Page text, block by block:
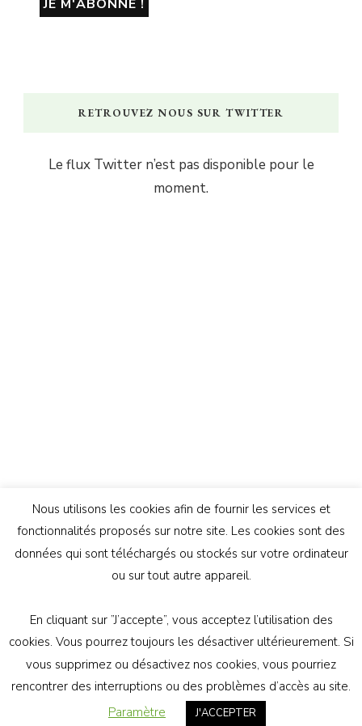
RETROUVEZ NOUS SUR TWITTER
Le flux Twitter n’est pas disponible pour le
moment.
Génération Athée
. Tous droits
réservés.
Vilva | Développé par
Propulsé par
politique de confidentialité
Nous utilisons les cookies afin de fournir les services et
fonctionnalités proposés sur notre site. Les cookies sont des
données qui sont téléchargés ou stockés sur votre ordinateur
ou sur tout autre appareil.
En cliquant sur ”J’accepte”, vous acceptez l’utilisation des
cookies. Vous pourrez toujours les désactiver ultérieurement. Si
vous supprimez ou désactivez nos cookies, vous pourriez
rencontrer des interruptions ou des problèmes d’accès au site.
Paramètre
J'ACCEPTER